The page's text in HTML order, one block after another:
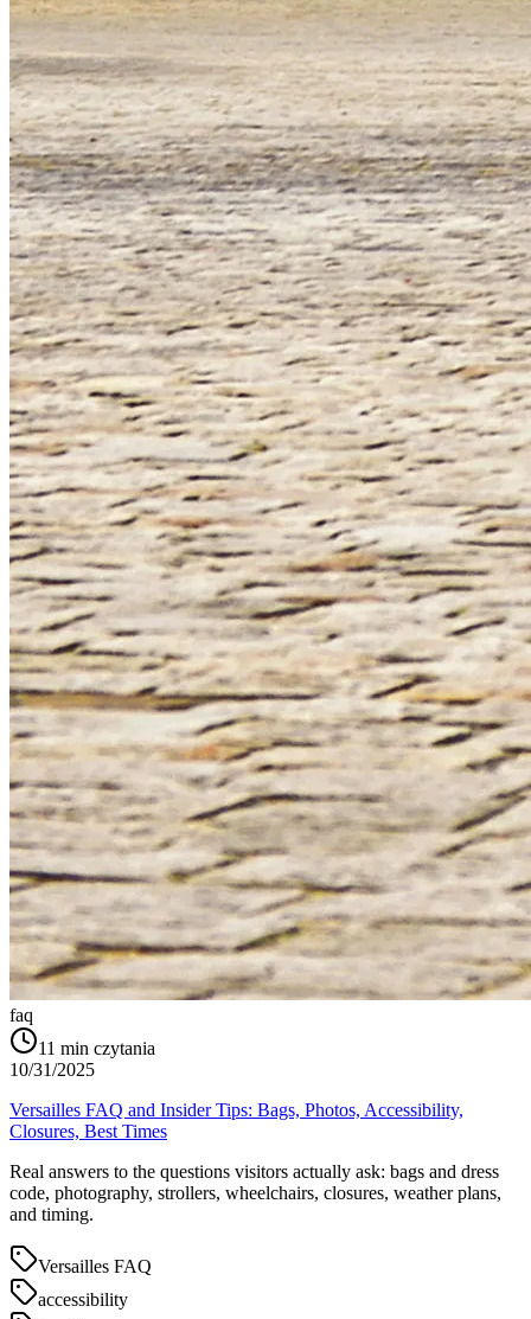
faq
11 min czytania
10/31/2025
Versailles FAQ and Insider Tips: Bags, Photos, Accessibility,
Closures, Best Times
Real answers to the questions visitors actually ask: bags and dress
code, photography, strollers, wheelchairs, closures, weather plans,
and timing.
Versailles FAQ
accessibility